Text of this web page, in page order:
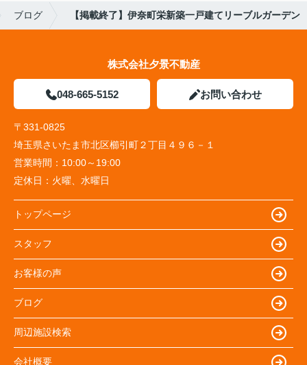
ブログ 【掲載終了】伊奈町栄新築一戸建てリーブルガーデン
株式会社夕景不動産
048-665-5152 お問い合わせ
〒331-0825
埼玉県さいたま市北区櫛引町２丁目４９６－１
営業時間： 10:00～19:00
定休日： 火曜、水曜日
トップページ
スタッフ
お客様の声
ブログ
周辺施設検索
会社概要